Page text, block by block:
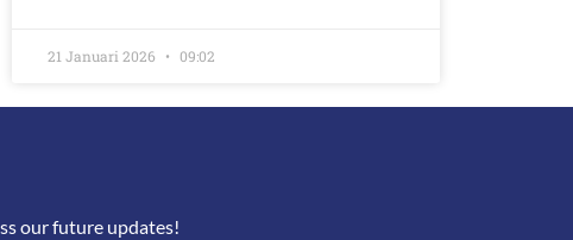
21 Januari 2026 09:02
our future updates!